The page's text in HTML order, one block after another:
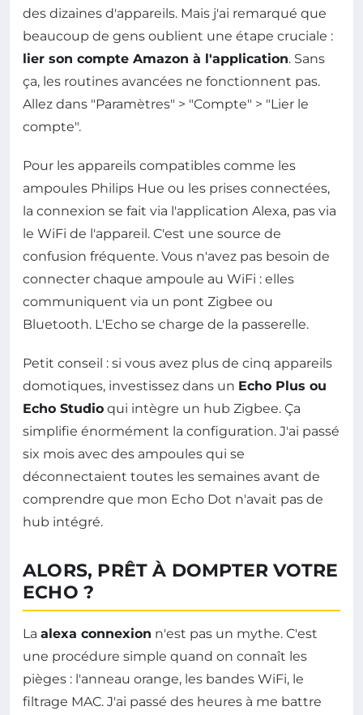
des dizaines d'appareils. Mais j'ai remarqué que
beaucoup de gens oublient une étape cruciale :
lier son compte Amazon à l'application. Sans
ça, les routines avancées ne fonctionnent pas.
Allez dans "Paramètres" > "Compte" > "Lier le
compte".
Pour les appareils compatibles comme les
ampoules Philips Hue ou les prises connectées,
la connexion se fait via l'application Alexa, pas via
le WiFi de l'appareil. C'est une source de
confusion fréquente. Vous n'avez pas besoin de
connecter chaque ampoule au WiFi : elles
communiquent via un pont Zigbee ou
Bluetooth. L'Echo se charge de la passerelle.
Petit conseil : si vous avez plus de cinq appareils
domotiques, investissez dans un Echo Plus ou
Echo Studio qui intègre un hub Zigbee. Ça
simplifie énormément la configuration. J'ai passé
six mois avec des ampoules qui se
déconnectaient toutes les semaines avant de
comprendre que mon Echo Dot n'avait pas de
hub intégré.
ALORS, PRÊT À DOMPTER VOTRE
ECHO ?
La alexa connexion n'est pas un mythe. C'est
une procédure simple quand on connaît les
pièges : l'anneau orange, les bandes WiFi, le
filtrage MAC. J'ai passé des heures à me battre